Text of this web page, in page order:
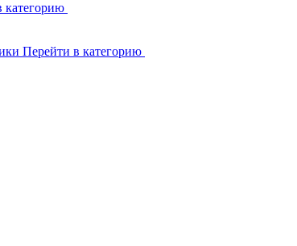
категорию
Перейти в категорию